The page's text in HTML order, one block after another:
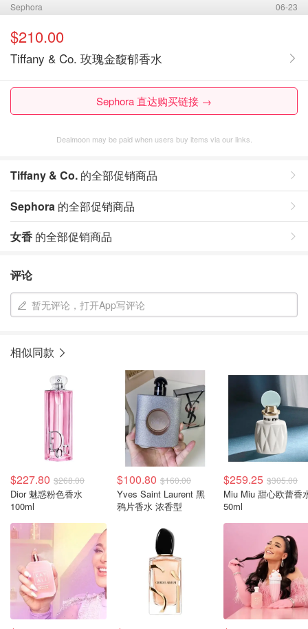
Sephora 06-23
$210.00
Tiffany & Co. 玫瑰金馥郁香水
Sephora 直达购买链接 →
Dealmoon may be paid when users buy items via our links.
Tiffany & Co. 的全部促销商品
Sephora 的全部促销商品
女香 的全部促销商品
评论
暂无评论，打开App写评论
相似同款
$227.80 $268.00
Dior 魅惑粉色香水
100ml
$100.80 $160.00
Yves Saint Laurent 黑
鸦片香水 浓香型
$259.25 $305.00
Miu Miu 甜心欧蕾香
50ml